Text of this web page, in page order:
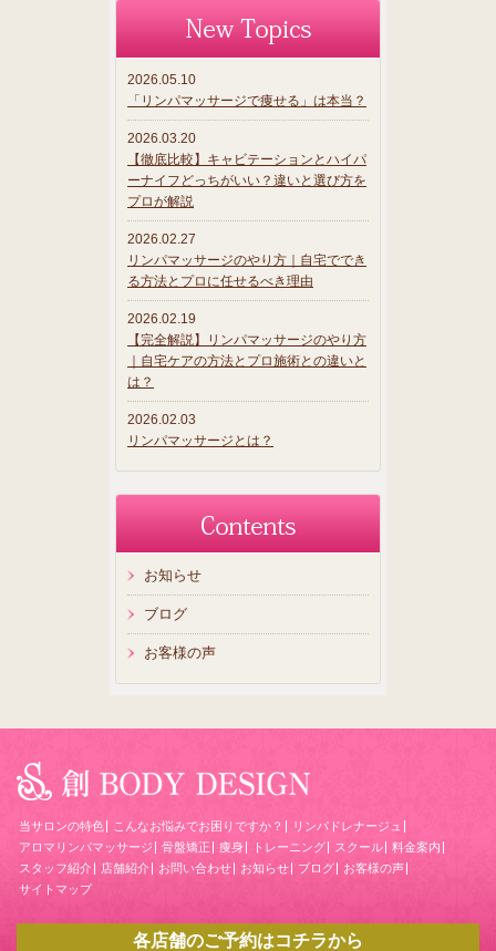
2026.05.10
「リンパマッサージで痩せる」は本当？
2026.03.20
【徹底比較】キャビテーションとハイパ
ーナイフどっちがいい？違いと選び方を
プロが解説
2026.02.27
リンパマッサージのやり方｜自宅ででき
る方法とプロに任せるべき理由
2026.02.19
【完全解説】リンパマッサージのやり方
｜自宅ケアの方法とプロ施術との違いと
は？
2026.02.03
リンパマッサージとは？
お知らせ
ブログ
お客様の声
当サロンの特色 こんなお悩みでお困りですか？
リンパドレナージュ
アロマリンパマッサージ
骨盤矯正 痩身 トレーニング スクール
料金案内
スタッフ紹介
店舗紹介 お問い合わせ お知らせ ブログ
お客様の声
サイトマップ
各店舗のご予約はコチラから